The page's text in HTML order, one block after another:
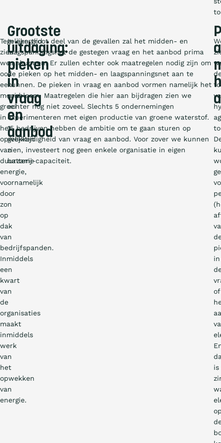
Tegelijkertijd
zien
we
ook
een
mooie
groei
in
het
opwekken
van
duurzame
energie,
voornamelijk
door
zon
op
dak
van
bedrijfspanden.
Inmiddels
een
kwart
van
de
organisaties
maakt
inmiddels
werk
van
het
opwekken
van
energie.
Grootste
uitdaging:
pieken
in
vraag
en
aanbod
In een groot deel van de gevallen zal het midden- en
laagspanningsnet de gestegen vraag en het aanbod prima
aankunnen. Er zullen echter ook maatregelen nodig zijn om
de pieken op het midden- en laagspanningsnet aan te
kunnen. De pieken in vraag en aanbod vormen namelijk het
probleem. Maatregelen die hier aan bijdragen zien we
echter nog niet zoveel. Slechts 5 ondernemingen
experimenteren met eigen productie van groene waterstof.
15 bedrijven hebben de ambitie om te gaan sturen op
gelijktijdigheid van vraag en aanbod. Voor zover we kunnen
zien, investeert nog geen enkele organisatie in eigen
batterij-capaciteit.
in
of
is